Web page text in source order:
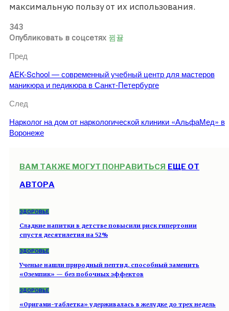
максимальную пользу от их использования.
343
Опубликовать в соцсетях
Пред
AEK-School — современный учебный центр для мастеров
маникюра и педикюра в Санкт-Петербурге
След
Нарколог на дом от наркологической клиники «АльфаМед» в
Воронеже
ВАМ ТАКЖЕ МОГУТ ПОНРАВИТЬСЯ ЕЩЕ ОТ
АВТОРА
ЗДОРОВЬЕ
Сладкие напитки в детстве повысили риск гипертонии
спустя десятилетия на 52%
ЗДОРОВЬЕ
Ученые нашли природный пептид, способный заменить
«Оземпик» — без побочных эффектов
ЗДОРОВЬЕ
«Оригами-таблетка» удерживалась в желудке до трех недель